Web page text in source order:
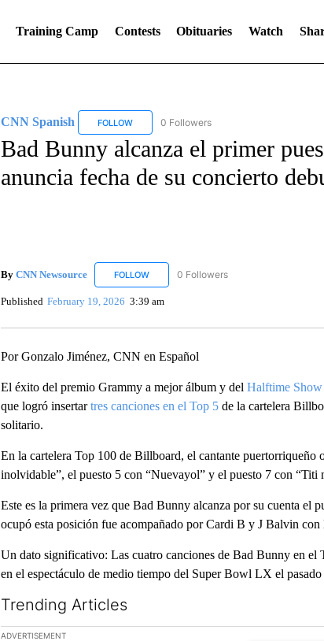
Training Camp Contests Obituaries Watch
CNN Spanish FOLLOWFOLLOW "CNN SPANISH" TO RECEIVE
0 Followers
Bad Bunny alcanza el primer
anuncia fecha de su concierto
By CNN Newsource FOLLOWFOLLOW "CNN NEWSOURCE" TO
0 Followers
Published February 19, 2026 3:39 am
Por Gonzalo Jiménez, CNN en Español
El éxito del premio Grammy a mejor álbum y del Halftime Show
que logró insertartres canciones en el Top 5de la cartelera
solitario.
En la cartelera Top 100 de Billboard, el cantante
inolvidable”, el puesto 5 con “Nuevayol” y el puesto 7 con “Titi
Este es la primera vez que Bad Bunny alcanza por su cuenta el
ocupó esta posición fue acompañado por Cardi B y J Balvin
Un dato significativo: Las cuatro canciones de Bad Bunny en
en el espectáculo de medio tiempo del Super Bowl LX el pasado
Trending Articles
The following is a list of the most commented articles in the last
ADVERTISEMENT